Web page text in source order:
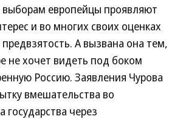
европейцы проявляют
и во многих своих оценках
А вызвана она тем,
не хочет видеть под боком
Россию. Заявления Чурова
вмешательства во
государства через